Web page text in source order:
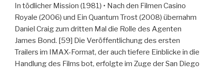
In tödlicher Mission (1981) • Nach den Filmen Casino
Royale (2006) und Ein Quantum Trost (2008) übernahm
Daniel Craig zum dritten Mal die Rolle des Agenten
James Bond. [59] Die Veröffentlichung des ersten
Trailers im IMAX-Format, der auch tiefere Einblicke in die
Handlung des Films bot, erfolgte im Zuge der San Diego